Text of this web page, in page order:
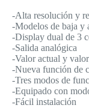
-Alta resolución y
-Modelos de baja y
-Display dual de 3
-Salida analógica
-Valor actual y
-Nueva función de
-Tres modos de
-Equipado con
-Fácil instalación